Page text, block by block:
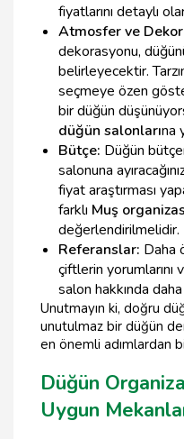
fiyatlarını detaylı
Atmosfer ve
dekorasyonu,
belirleyecektir.
seçmeye özen
bir düğün
düğün salonlarına
Bütçe: Düğün
salonuna
fiyat araştırması
farklı Muş
değerlendirilmelidir.
Referanslar: Daha
çiftlerin yorumlarını
salon hakkında
Unutmayın ki, doğru
unutulmaz bir düğün
en önemli adımlardan
Düğün
Uygun